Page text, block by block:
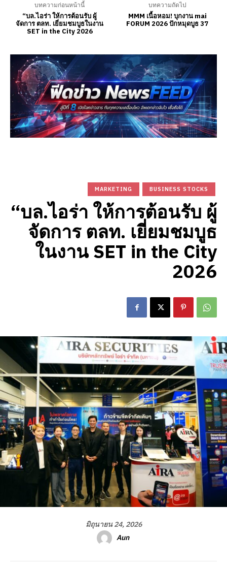
บทความก่อนหน้านี้
“บล.ไอร่า ให้การต้อนรับ ผู้
จัดการ ตลท. เยี่ยมชมบูธในงาน
SET in the City 2026
บทความถัดไป
MMM เนื้อหอม! บุกงาน mai
FORUM 2026 ปักหมุดบูธ 37